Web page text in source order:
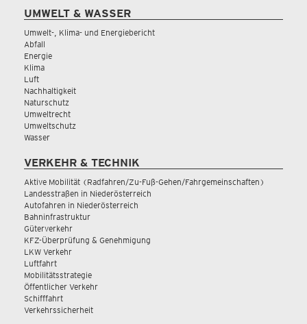
UMWELT & WASSER
Umwelt-, Klima- und Energiebericht
Abfall
Energie
Klima
Luft
Nachhaltigkeit
Naturschutz
Umweltrecht
Umweltschutz
Wasser
VERKEHR & TECHNIK
Aktive Mobilität (Radfahren/Zu-Fuß-Gehen/Fahrgemeinschaften)
Landesstraßen in Niederösterreich
Autofahren in Niederösterreich
Bahninfrastruktur
Güterverkehr
KFZ-Überprüfung & Genehmigung
LKW Verkehr
Luftfahrt
Mobilitätsstrategie
Öffentlicher Verkehr
Schifffahrt
Verkehrssicherheit